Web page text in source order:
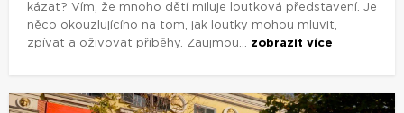
kázat? Vím, že mnoho dětí miluje loutková představení. Je
něco okouzlujícího na tom, jak loutky mohou mluvit,
zpívat a oživovat příběhy. Zaujmou... zobrazit více